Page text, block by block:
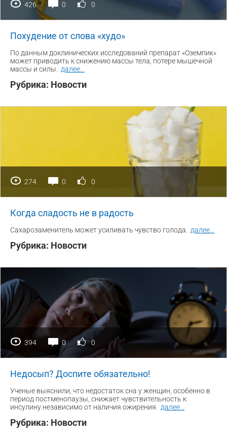
426 0 0
Похудение от слова «худо»
По данным доклинических исследований препарат «Оземпик»
может приводить к снижению массы тела, потере мышечной
массы и силы.
далее
Рубрика: Новости
274 0 0
Когда сладость не в радость
Сахарозаменитель может усиливать чувство голода. далее
Рубрика: Новости
394 0 0
Недосып? Доспите обязательно!
Ученые выяснили, что недостаток сна у женщин, особенно в
период постменопаузы, снижает чувствительность к
инсулину независимо от наличия ожирения.
далее
Рубрика: Новости